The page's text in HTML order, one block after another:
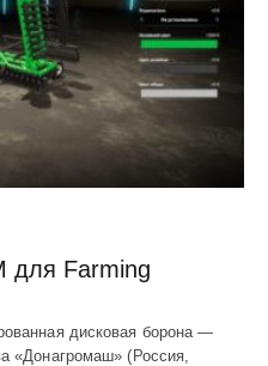
для Farming
дисковая борона —
«Донагромаш» (Россия,